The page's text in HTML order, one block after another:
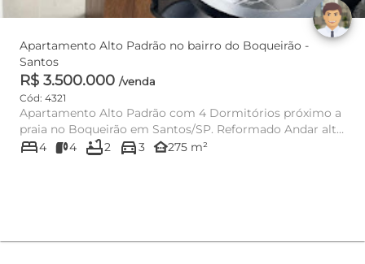
Apartamento Alto Padrão no bairro do Boqueirão -
Santos
R$ 3.500.000 /venda
Cód: 4321
Apartamento Alto Padrão com 4 Dormitórios próximo a
praia no Boqueirão em Santos/SP. Reformado Andar alto
Área ...
bed4 4 bathtub2 directions_car3 other_houses275 m²